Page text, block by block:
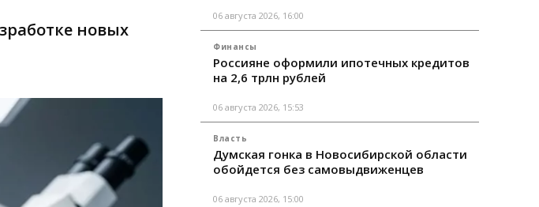
новых
06 августа 2026, 16:00
Финансы
Россияне оформили ипотечных кредитов
на 2,6 трлн рублей
06 августа 2026, 15:53
Власть
Думская гонка в Новосибирской области
обойдется без самовыдвиженцев
06 августа 2026, 15:00